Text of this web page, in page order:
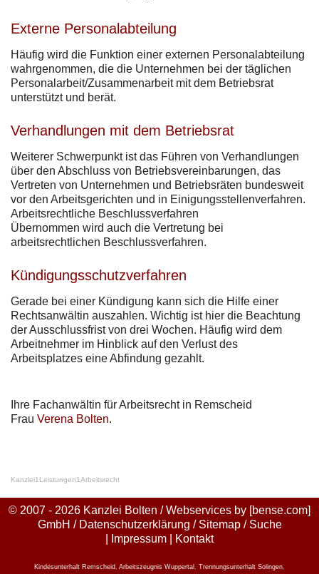
Externe Personalabteilung
Häufig wird die Funktion einer externen Personalabteilung
wahrgenommen, die die Unternehmen bei der täglichen
Personalarbeit/Zusammenarbeit mit dem Betriebsrat
unterstützt und berät.
Verhandlungen mit dem Betriebsrat
Weiterer Schwerpunkt ist das Führen von Verhandlungen
über den Abschluss von Betriebsvereinbarungen, das
Vertreten von Unternehmen und Betriebsräten bundesweit
vor den Arbeitsgerichten und in Einigungsstellenverfahren.
Arbeitsrechtliche Beschlussverfahren
Übernommen wird auch die Vertretung bei
arbeitsrechtlichen Beschlussverfahren.
Kündigungsschutzverfahren
Gerade bei einer Kündigung kann sich die Hilfe einer
Rechtsanwältin auszahlen. Wichtig ist hier die Beachtung
der Ausschlussfrist von drei Wochen. Häufig wird dem
Arbeitnehmer im Hinblick auf den Verlust des
Arbeitsplatzes eine Abfindung gezahlt.
Ihre Fachanwältin für Arbeitsrecht in Remscheid
Frau Verena Bolten.
Kanzlei1 Leistungen1Arbeitsrecht
© 2007 - 2026 Kanzlei Bolten / Webservices by [bense.com]
GmbH / Datenschutzerklärung / Sitemap/ Suche
Impressum Kontakt
Kindesunterhalt Remscheid Arbeitszeugnis Wuppertal Trennungsunterhalt Solingen